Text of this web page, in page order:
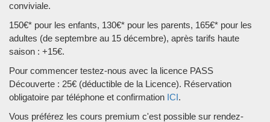
conviviale.
150€* pour les enfants, 130€* pour les parents, 165€* pour les
adultes (de septembre au 15 décembre), après tarifs haute
saison : +15€.
Pour commencer testez-nous avec la licence PASS
Découverte : 25€ (déductible de la Licence). Réservation
obligatoire par téléphone et confirmation ICI.
Vous préférez les cours premium c'est possible sur rendez-